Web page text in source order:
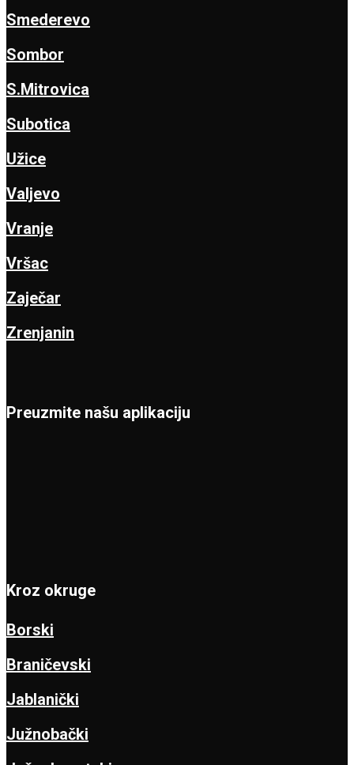
Smederevo
Sombor
S.Mitrovica
Subotica
Užice
Valjevo
Vranje
Vršac
Zaječar
Zrenjanin
Preuzmite našu aplikaciju
Kroz okruge
Borski
Braničevski
Jablanički
Južnobački